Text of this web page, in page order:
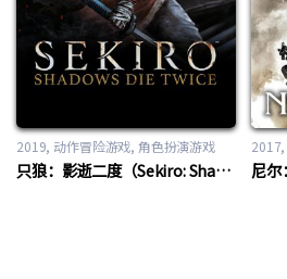
2019 动作冒险游戏, 角色扮演游戏
只狼：影逝二度（Sekiro: Shadows Die Twice）
2017